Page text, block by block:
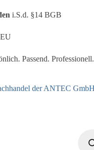
i.S.d. §14 BGB
Passend. Professionell.